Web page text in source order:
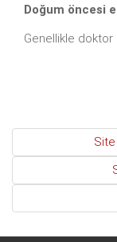
Doğum öncesi
Genellikle doktor